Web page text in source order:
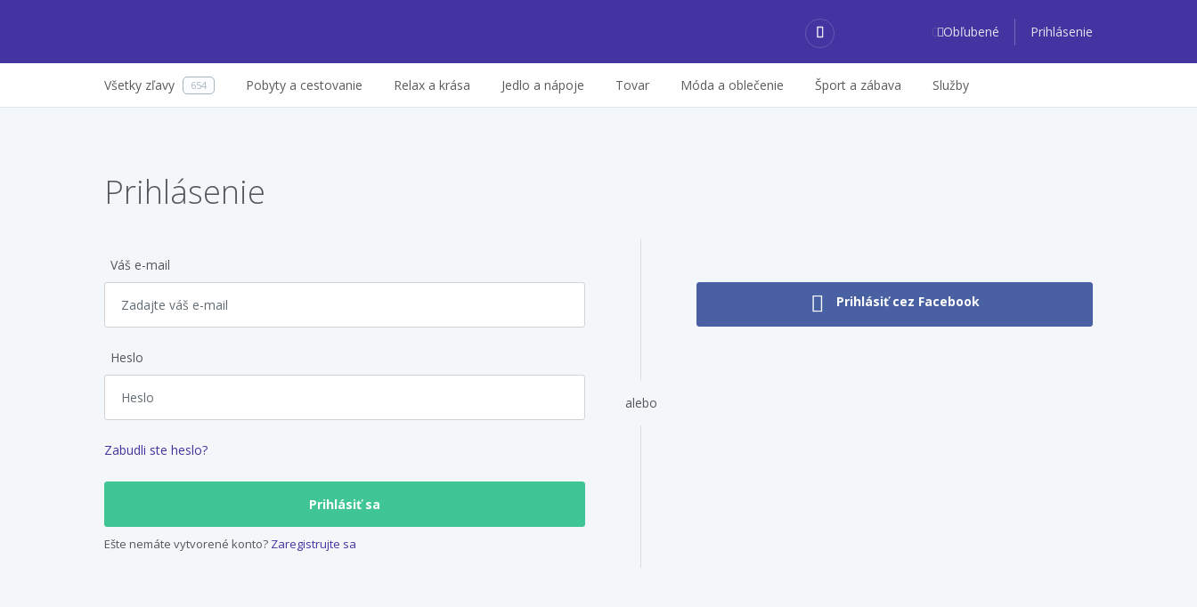
Obľubené Prihlásenie
Všetky zľavy 654 Pobyty a cestovanie Relax a krása Jedlo a nápoje Tovar Móda a oblečenie Šport a zábava Služby
Prihlásenie
Váš e-mail
Heslo
Zabudli ste heslo?
Ešte nemáte vytvorené konto? Zaregistrujte sa
alebo
Prihlásiť cez Facebook